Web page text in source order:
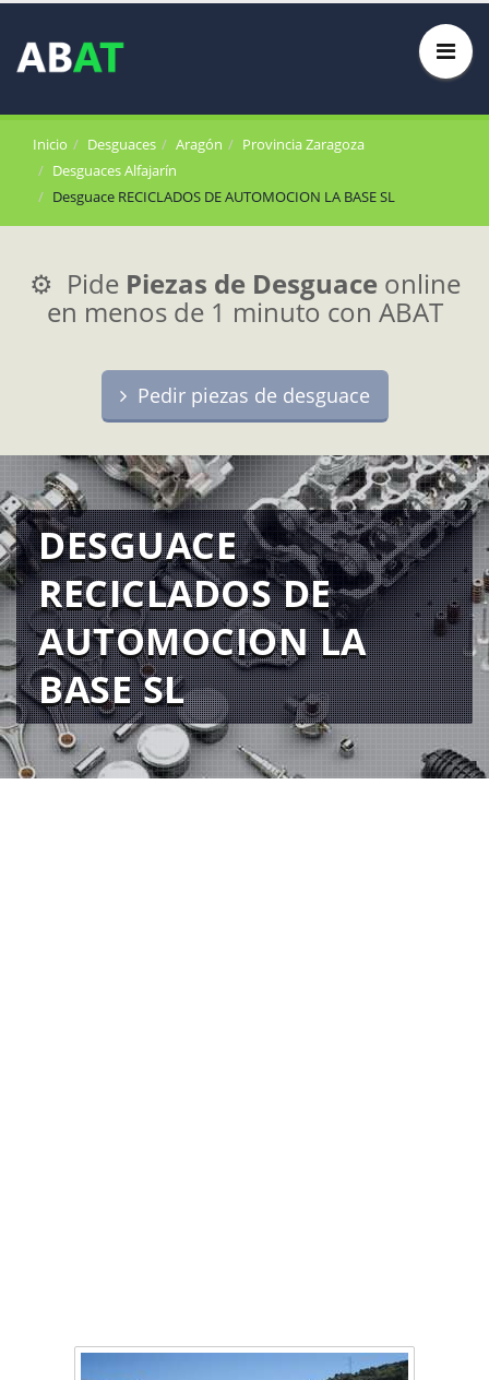
Inicio Desguaces Aragón
Provincia Zaragoza
Desguaces Alfajarín
Desguace RECICLADOS DE AUTOMOCION LA BASE SL
⚙️ Pide Piezas de Desguace online
en menos de 1 minuto con ABAT
Pedir piezas de desguace
DESGUACE
RECICLADOS DE
AUTOMOCION LA
BASE SL